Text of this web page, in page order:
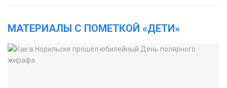
МАТЕРИАЛЫ С ПОМЕТКОЙ «ДЕТИ»